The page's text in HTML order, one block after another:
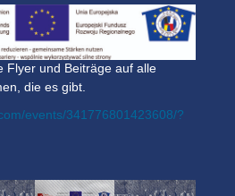
Flyer und Beiträge auf alle
die es gibt.
events/341776801423608/?